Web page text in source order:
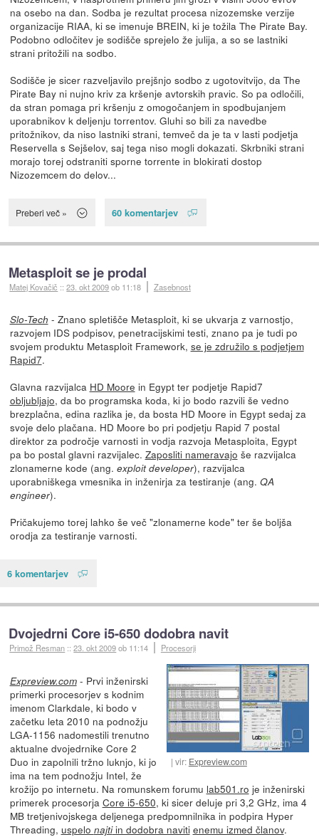
na osebo na dan. Sodba je rezultat procesa nizozemske verzije
organizacije RIAA, ki se imenuje BREIN, ki je tožila The Pirate Bay.
Podobno odločitev je sodišče sprejelo že julija, a so se lastniki
strani pritožili na sodbo.
Sodišče je sicer razveljavilo prejšnjo sodbo z ugotovitvijo, da The
Pirate Bay ni nujno kriv za kršenje avtorskih pravic. So pa odločili,
da stran pomaga pri kršenju z omogočanjem in spodbujanjem
uporabnikov k deljenju torrentov. Gluhi so bili za navedbe
pritožnikov, da niso lastniki strani, temveč da je ta v lasti podjetja
Reservella s Sejšelov, saj tega niso mogli dokazati. Skrbniki strani
morajo torej odstraniti sporne torrente in blokirati dostop
Nizozemcem do delov...
Preberi več » 60 komentarjev
Metasploit se je prodal
Matej Kovačič ::23. okt 2009ob 11:18 Zasebnost
Slo-Tech - Znano spletišče Metasploit, ki se ukvarja z varnostjo,
razvojem IDS podpisov, penetracijskimi testi, znano pa je tudi po
svojem produktu Metasploit Framework, se je združilo s podjetjem
Rapid7.
Glavna razvijalca HD Moore in Egypt ter podjetje Rapid7
obljubljajo, da bo programska koda, ki jo bodo razvili še vedno
brezplačna, edina razlika je, da bosta HD Moore in Egypt sedaj za
svoje delo plačana. HD Moore bo pri podjetju Rapid 7 postal
direktor za področje varnosti in vodja razvoja Metasploita, Egypt
pa bo postal glavni razvijalec. Zaposliti nameravajo še razvijalca
zlonamerne kode (ang. exploit developer), razvijalca
uporabniškega vmesnika in inženirja za testiranje (ang. QA
engineer).
Pričakujemo torej lahko še več "zlonamerne kode" ter še boljša
orodja za testiranje varnosti.
6 komentarjev
Dvojedrni Core i5-650 dodobra navit
Primož Resman ::23. okt 2009ob 11:14 Procesorji
vir: Expreview.com
Expreview.com- Prvi inženirski
primerki procesorjev s kodnim
imenom Clarkdale, ki bodo v
začetku leta 2010 na podnožju
LGA-1156 nadomestili trenutno
aktualne dvojedrnike Core 2
Duo in zapolnili tržno luknjo, ki jo
ima na tem podnožju Intel, že
krožijo po internetu. Na romunskem forumu lab501.ro je inženirski
primerek procesorja Core i5-650, ki sicer deluje pri 3,2 GHz, ima 4
MB tretjenivojskega deljenega predpomnilnika in podpira Hyper
Threading, uspelo najtiin dodobra naviti enemu izmed članov.